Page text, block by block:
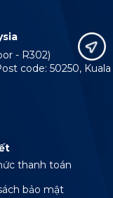
- R302)
code: 50250, Kuala
thanh toán
bảo mật